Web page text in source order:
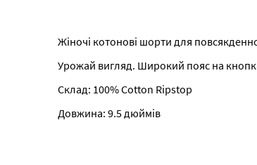
Жіночі котонові шорти для
Урожай вигляд. Широкий пояс на
Склад: 100% Cotton Ripstop
Довжина: 9.5 дюймів